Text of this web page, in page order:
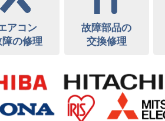
アコン
障の修理
故障部品の
交換修理